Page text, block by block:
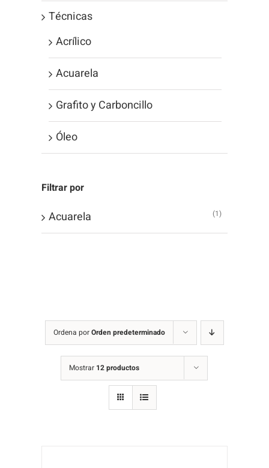
Ordena porOrden predeterminado
Mostrar 12 productos
Técnicas
Acrílico
Acuarela
Grafito y Carboncillo
Óleo
Filtrar por
Acuarela (1)